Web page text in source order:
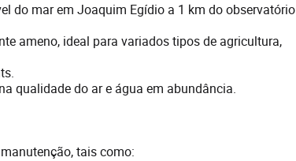
do mar em Joaquim Egídio a 1 km do observatório
ameno, ideal para variados tipos de agricultura,
qualidade do ar e água em abundância.
tais como: